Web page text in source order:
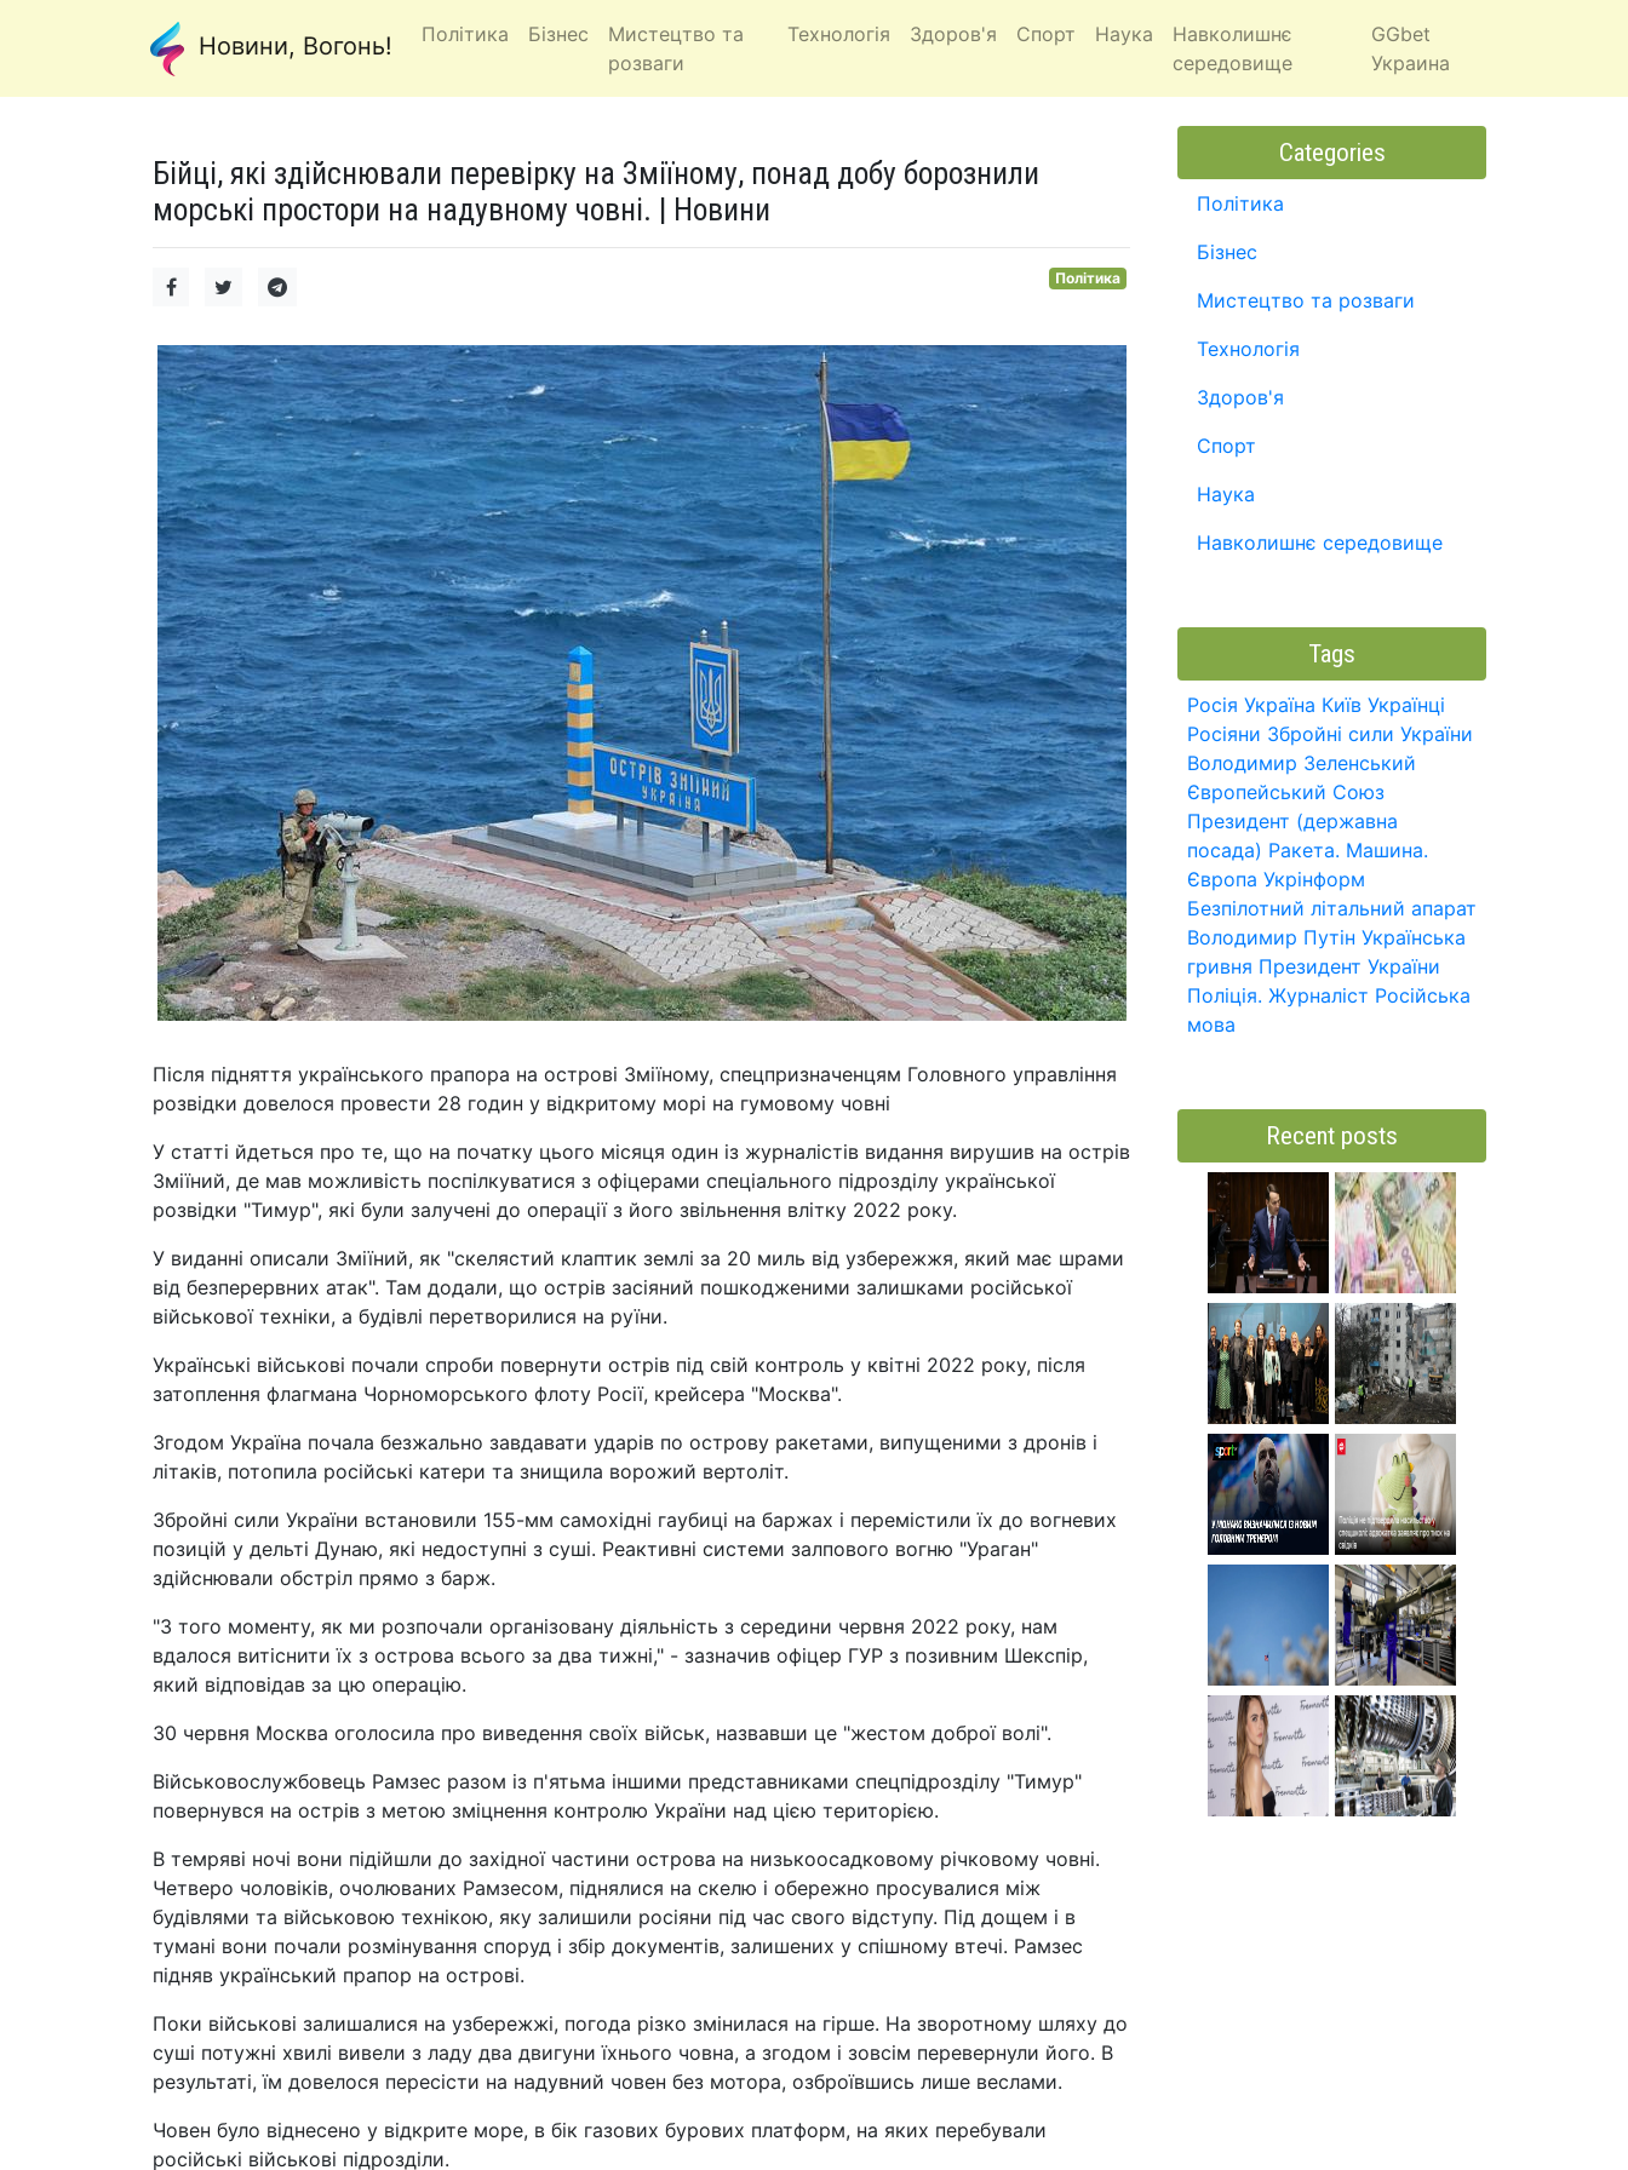
Новини, Вогонь! Політика Бізнес
Мистецтво та
розваги
Технологія Здоров'я Спорт Наука
Навколишнє
середовище
GGbet
Украина
Бійці, які здійснювали перевірку на Зміїному, понад добу борознили
морські простори на надувному човні. | Новини
Політика
Після підняття українського прапора на острові Зміїному, спецпризначенцям Головного управління
розвідки довелося провести 28 годин у відкритому морі на гумовому човні
У статті йдеться про те, що на початку цього місяця один із журналістів видання вирушив на острів
Зміїний, де мав можливість поспілкуватися з офіцерами спеціального підрозділу української
розвідки "Тимур", які були залучені до операції з його звільнення влітку 2022 року.
У виданні описали Зміїний, як "скелястий клаптик землі за 20 миль від узбережжя, який має шрами
від безперервних атак". Там додали, що острів засіяний пошкодженими залишками російської
військової техніки, а будівлі перетворилися на руїни.
Українські військові почали спроби повернути острів під свій контроль у квітні 2022 року, після
затоплення флагмана Чорноморського флоту Росії, крейсера "Москва".
Згодом Україна почала безжально завдавати ударів по острову ракетами, випущеними з дронів і
літаків, потопила російські катери та знищила ворожий вертоліт.
Збройні сили України встановили 155-мм самохідні гаубиці на баржах і перемістили їх до вогневих
позицій у дельті Дунаю, які недоступні з суші. Реактивні системи залпового вогню "Ураган"
здійснювали обстріл прямо з барж.
"З того моменту, як ми розпочали організовану діяльність з середини червня 2022 року, нам
вдалося витіснити їх з острова всього за два тижні," - зазначив офіцер ГУР з позивним Шекспір,
який відповідав за цю операцію.
30 червня Москва оголосила про виведення своїх військ, назвавши це "жестом доброї волі".
Військовослужбовець Рамзес разом із п'ятьма іншими представниками спецпідрозділу "Тимур"
повернувся на острів з метою зміцнення контролю України над цією територією.
В темряві ночі вони підійшли до західної частини острова на низькоосадковому річковому човні.
Четверо чоловіків, очолюваних Рамзесом, піднялися на скелю і обережно просувалися між
будівлями та військовою технікою, яку залишили росіяни під час свого відступу. Під дощем і в
тумані вони почали розмінування споруд і збір документів, залишених у спішному втечі. Рамзес
підняв український прапор на острові.
Поки військові залишалися на узбережжі, погода різко змінилася на гірше. На зворотному шляху до
суші потужні хвилі вивели з ладу два двигуни їхнього човна, а згодом і зовсім перевернули його. В
результаті, їм довелося пересісти на надувний човен без мотора, озброївшись лише веслами.
Човен було віднесено у відкрите море, в бік газових бурових платформ, на яких перебували
російські військові підрозділи.
Categories
Політика
Бізнес
Мистецтво та розваги
Технологія
Здоров'я
Спорт
Наука
Навколишнє середовище
Tags
Росія Україна Київ Українці
Росіяни Збройні сили України
Володимир Зеленський
Європейський Союз
Президент (державна
посада) Ракета. Машина.
Європа Укрінформ
Безпілотний літальний апарат
Володимир Путін Українська
гривня Президент України
Поліція. Журналіст Російська
мова
Recent posts